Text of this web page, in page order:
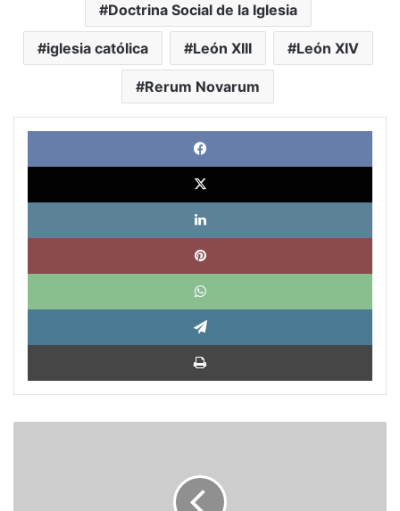
Doctrina Social de la Iglesia
iglesia católica León XIII León XIV
Rerum Novarum
X